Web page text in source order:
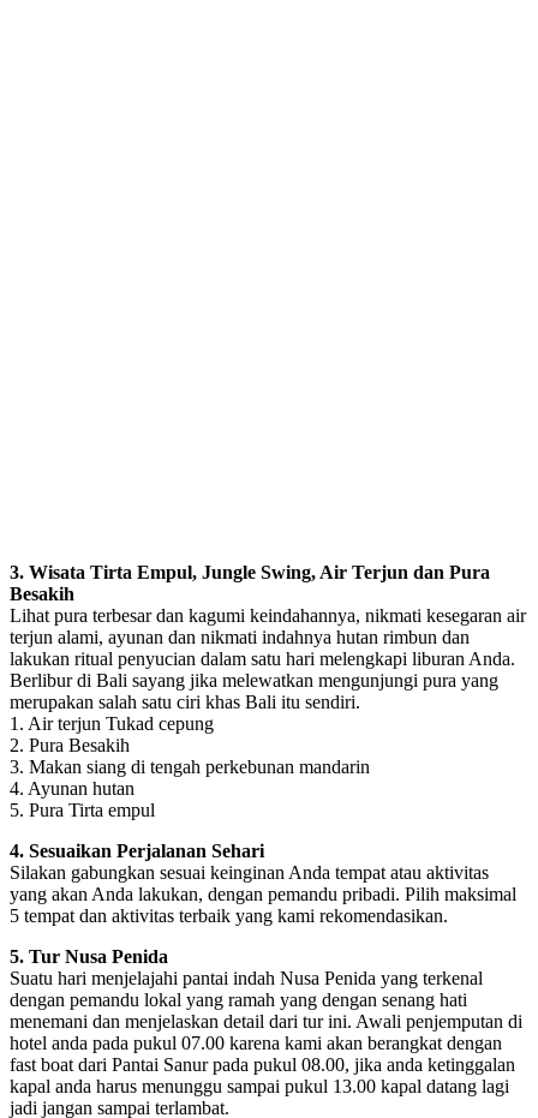
3. Wisata Tirta Empul, Jungle Swing, Air Terjun dan Pura
Besakih
Lihat pura terbesar dan kagumi keindahannya, nikmati kesegaran air
terjun alami, ayunan dan nikmati indahnya hutan rimbun dan
lakukan ritual penyucian dalam satu hari melengkapi liburan Anda.
Berlibur di Bali sayang jika melewatkan mengunjungi pura yang
merupakan salah satu ciri khas Bali itu sendiri.
1. Air terjun Tukad cepung
2. Pura Besakih
3. Makan siang di tengah perkebunan mandarin
4. Ayunan hutan
5. Pura Tirta empul
4. Sesuaikan Perjalanan Sehari
Silakan gabungkan sesuai keinginan Anda tempat atau aktivitas
yang akan Anda lakukan, dengan pemandu pribadi. Pilih maksimal
5 tempat dan aktivitas terbaik yang kami rekomendasikan.
5. Tur Nusa Penida
Suatu hari menjelajahi pantai indah Nusa Penida yang terkenal
dengan pemandu lokal yang ramah yang dengan senang hati
menemani dan menjelaskan detail dari tur ini. Awali penjemputan di
hotel anda pada pukul 07.00 karena kami akan berangkat dengan
fast boat dari Pantai Sanur pada pukul 08.00, jika anda ketinggalan
kapal anda harus menunggu sampai pukul 13.00 kapal datang lagi
jadi jangan sampai terlambat.